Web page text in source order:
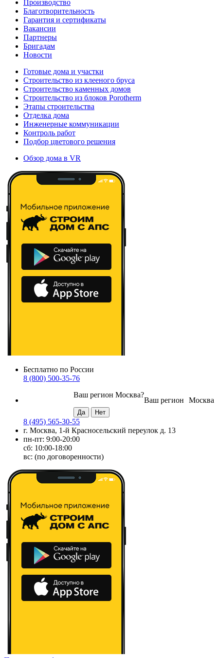
Производство
Благотворительность
Гарантия и сертификаты
Вакансии
Партнеры
Бригадам
Новости
Готовые дома и участки
Строительство из клееного бруса
Строительство каменных домов
Строительство из блоков Porotherm
Этапы строительства
Отделка дома
Инженерные коммуникации
Контроль работ
Подбор цветового решения
Обзор дома в VR
Бесплатно по России
8 (800) 500-35-76
Москва
Ваш регион
Ваш регион Москва?
8 (495) 565-30-55
г. Москва, 1-й Красносельский переулок д. 13
пн-пт: 9:00-20:00
сб: 10:00-18:00
вс: (по договоренности)